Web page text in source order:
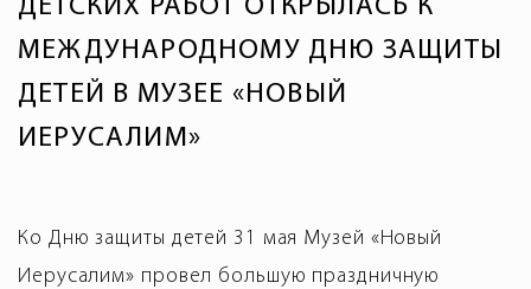
ДЕТСКИХ РАБОТ ОТКРЫЛАСЬ К
МЕЖДУНАРОДНОМУ ДНЮ ЗАЩИТЫ
ДЕТЕЙ В МУЗЕЕ «НОВЫЙ
ИЕРУСАЛИМ»
Ко Дню защиты детей 31 мая Музей «Новый
Иерусалим» провел большую праздничную